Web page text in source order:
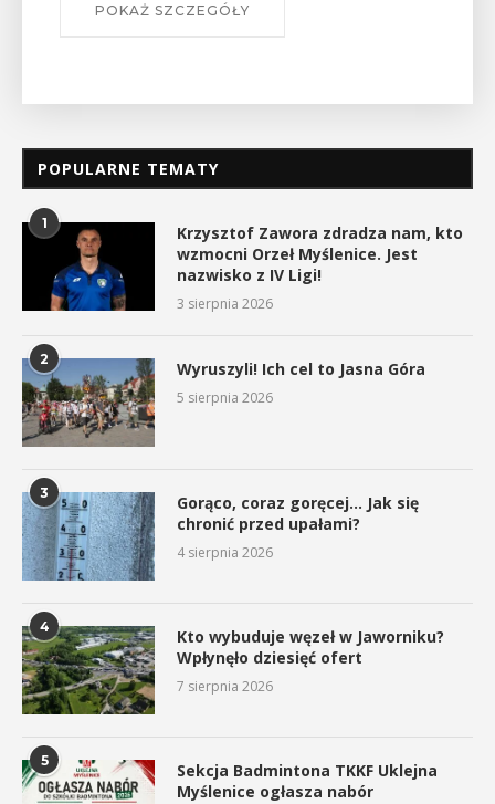
POKAŻ SZCZEGÓŁY
POPULARNE TEMATY
1
Krzysztof Zawora zdradza nam, kto
wzmocni Orzeł Myślenice. Jest
nazwisko z IV Ligi!
3 sierpnia 2026
2 Wyruszyli! Ich cel to Jasna Góra
5 sierpnia 2026
3
Gorąco, coraz goręcej… Jak się
chronić przed upałami?
4 sierpnia 2026
4
Kto wybuduje węzeł w Jaworniku?
Wpłynęło dziesięć ofert
7 sierpnia 2026
5
Sekcja Badmintona TKKF Uklejna
Myślenice ogłasza nabór